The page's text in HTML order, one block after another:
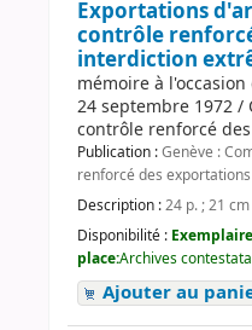
Exportations
contrôle
interdiction
mémoire à
24 septembre 1972
contrôle renforcé
Publication :Genève :
renforcé des
Description :24 p. ; 21 cm
Disponibilité :
place:Archives
Ajouter au